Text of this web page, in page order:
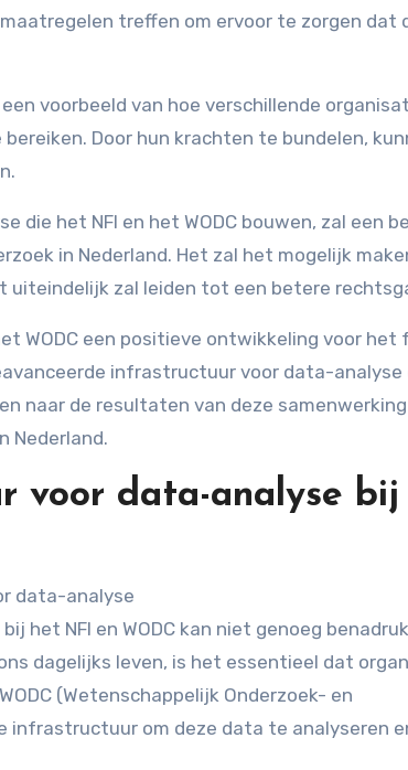
treffen om ervoor te zorgen dat
voorbeeld van hoe verschillende
Door hun krachten te bundelen,
het NFI en het WODC bouwen, zal een
in Nederland. Het zal het mogelijk
zal leiden tot een betere
WODC een positieve ontwikkeling voor het
infrastructuur voor data-analyse
naar de resultaten van deze
Nederland.
voor data-analyse
het NFI en WODC kan niet genoeg
dagelijks leven, is het essentieel dat
(Wetenschappelijk Onderzoek- en
infrastructuur om deze data te analyseren